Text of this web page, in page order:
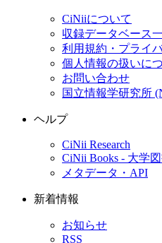
CiNiiについて
収録データベース
利用規約・プライ
個人情報の扱いに
お問い合わせ
国立情報学研究所
ヘルプ
CiNii Research
CiNii Books - 大学
メタデータ・API
新着情報
お知らせ
RSS